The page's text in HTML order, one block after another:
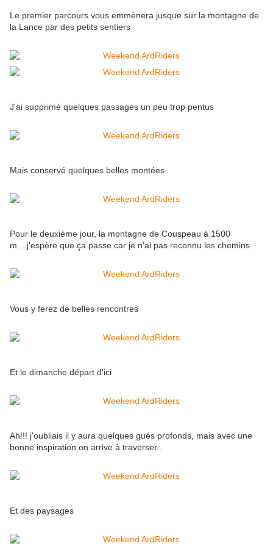
Le premier parcours vous emmènera jusque sur la montagne de
la Lance par des petits sentiers
J'ai supprimé quelques passages un peu trop pentus
Mais conservé quelques belles montées
Pour le deuxième jour, la montagne de Couspeau à 1500
m....j'espère que ça passe car je n'ai pas reconnu les chemins
Vous y ferez de belles rencontres
Et le dimanche départ d'ici
Ah!!! j'oubliais il y aura quelques gués profonds, mais avec une
bonne inspiration on arrive à traverser..
Et des paysages